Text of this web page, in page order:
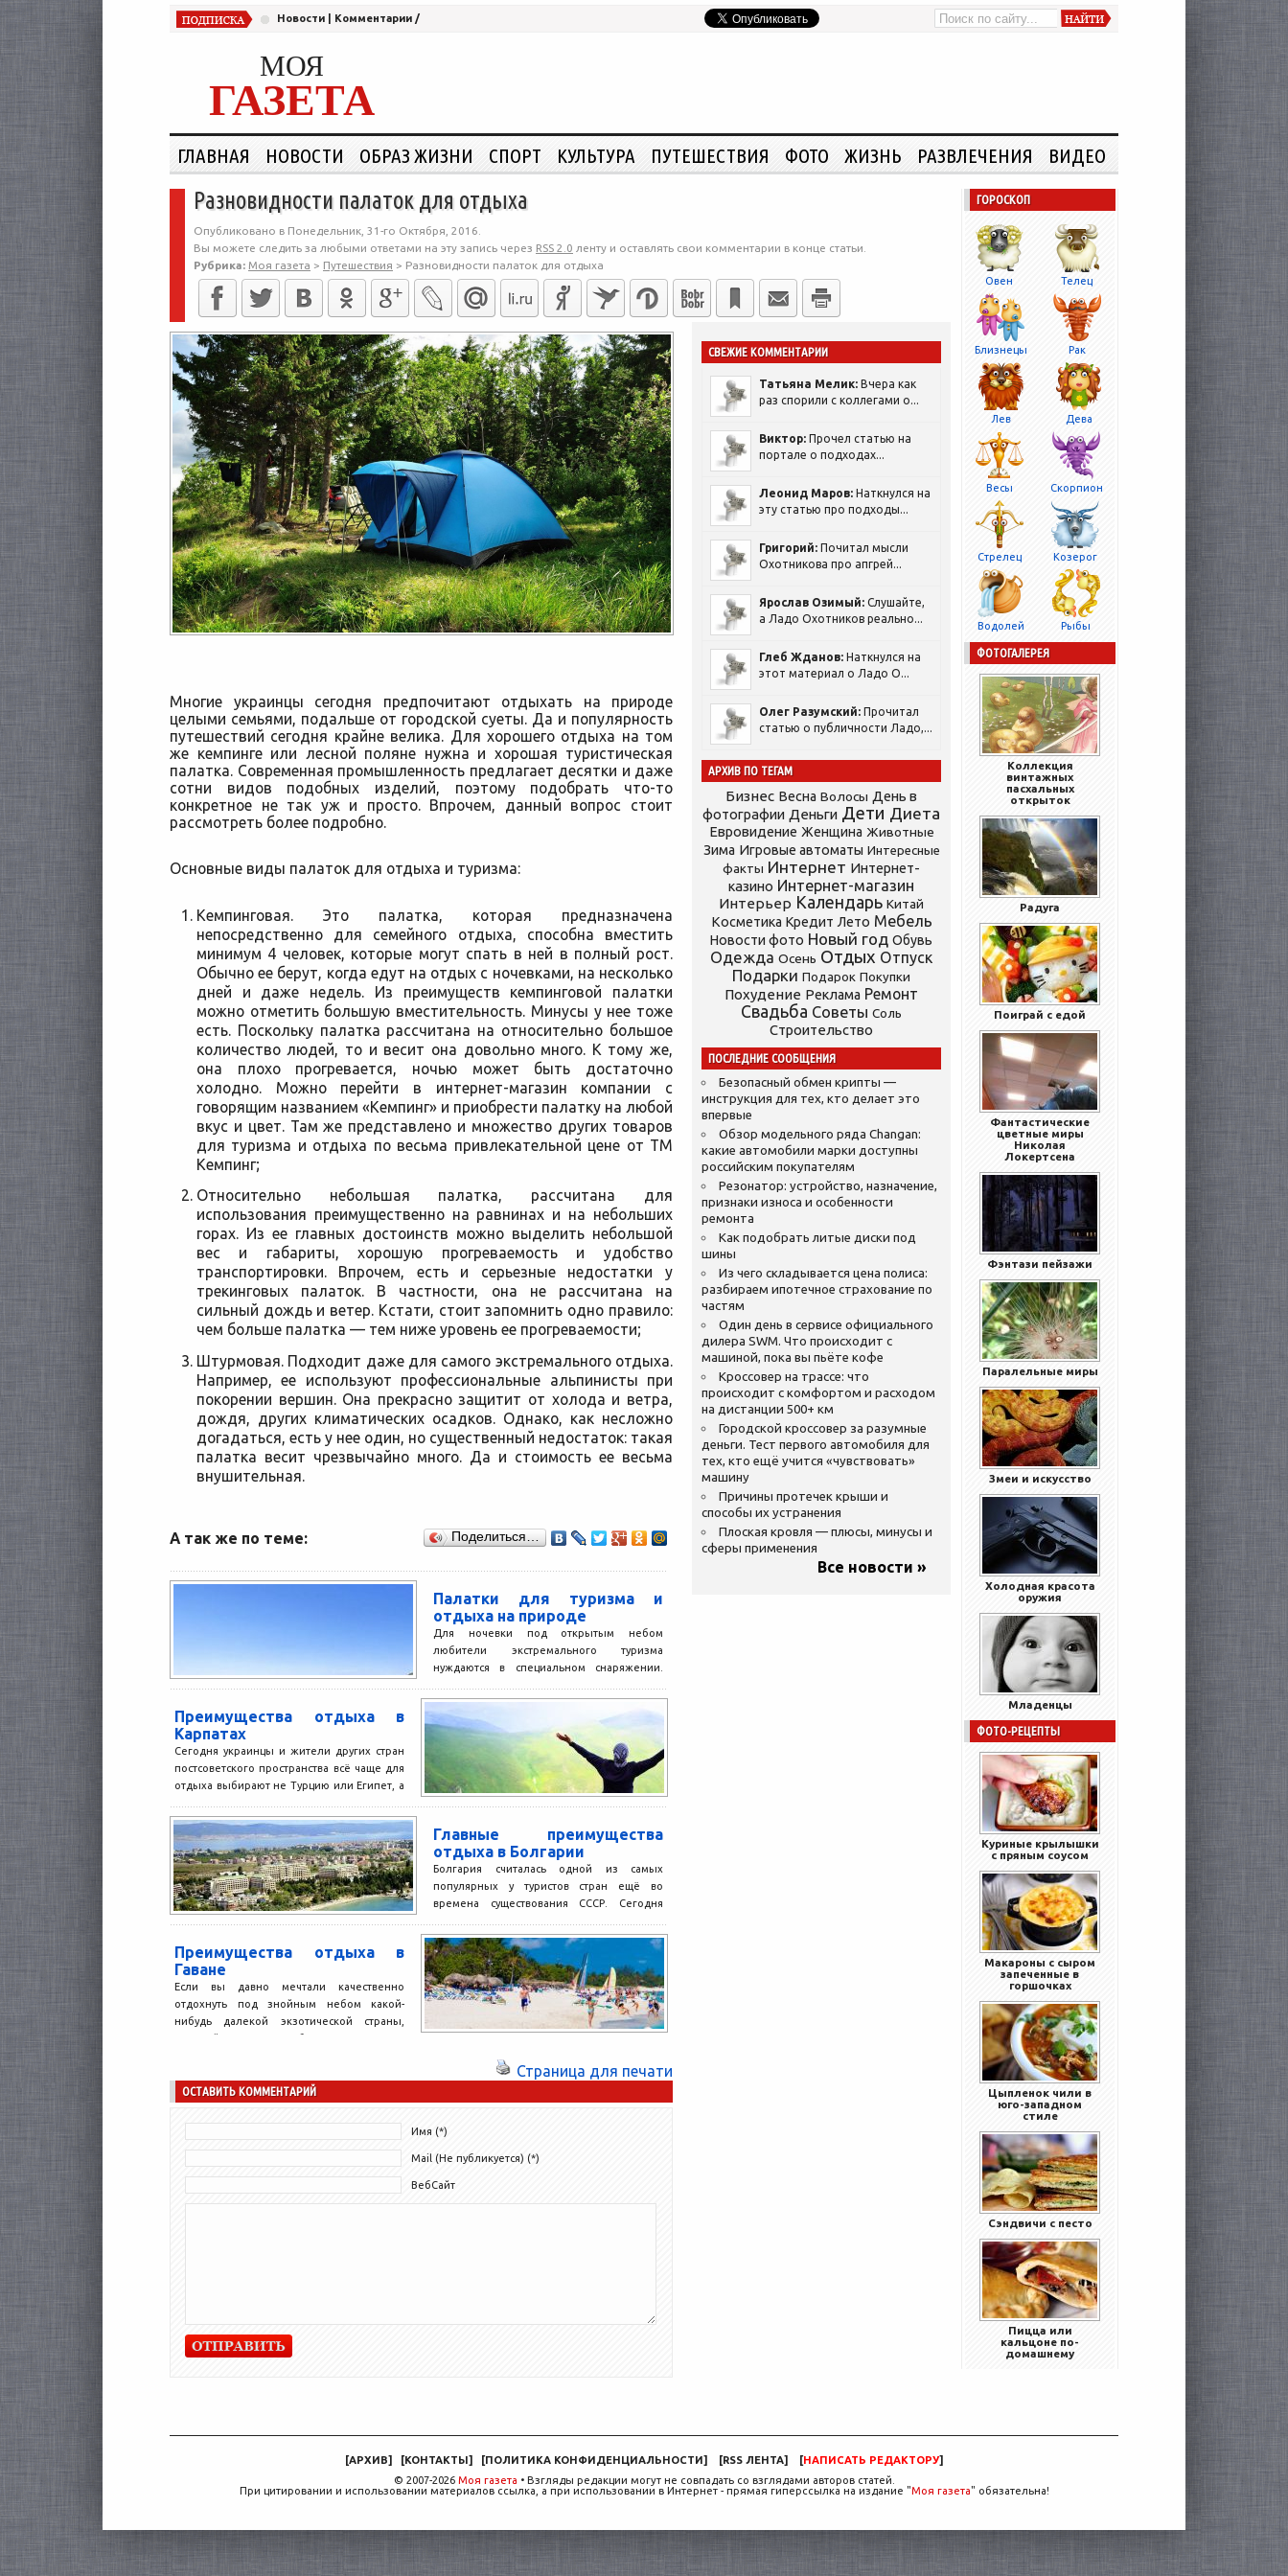
Новости Комментарии /
МОЯ
ГАЗЕТА
ГЛАВНАЯ НОВОСТИ ОБРАЗ ЖИЗНИ СПОРТ КУЛЬТУРА ПУТЕШЕСТВИЯ ФОТО ЖИЗНЬ РАЗВЛЕЧЕНИЯ ВИДЕО
Разновидности палаток для отдыха
Опубликовано в Понедельник, 31-го Октября, 2016.
Вы можете следить за любыми ответами на эту запись через RSS 2.0 ленту и оставлять свои комментарии в конце статьи.
Рубрика: Моя газета > Путешествия > Разновидности палаток для отдыха
Многие украинцы сегодня предпочитают отдыхать на природе
целыми семьями, подальше от городской суеты. Да и популярность
путешествий сегодня крайне велика. Для хорошего отдыха на том
же кемпинге или лесной поляне нужна и хорошая туристическая
палатка. Современная промышленность предлагает десятки и даже
сотни видов подобных изделий, поэтому подобрать что-то
конкретное не так уж и просто. Впрочем, данный вопрос стоит
рассмотреть более подробно.
Основные виды палаток для отдыха и туризма:
Кемпинговая. Это палатка, которая предназначена
непосредственно для семейного отдыха, способна вместить
минимум 4 человек, которые могут спать в ней в полный рост.
Обычно ее берут, когда едут на отдых с ночевками, на несколько
дней и даже недель. Из преимуществ кемпинговой палатки
можно отметить большую вместительность. Минусы у нее тоже
есть. Поскольку палатка рассчитана на относительно большое
количество людей, то и весит она довольно много. К тому же,
она плохо прогревается, ночью может быть достаточно
холодно. Можно перейти в интернет-магазин компании с
говорящим названием «Кемпинг» и приобрести палатку на любой
вкус и цвет. Там же представлено и множество других товаров
для туризма и отдыха по весьма привлекательной цене от ТМ
Кемпинг;
Относительно небольшая палатка, рассчитана для
использования преимущественно на равнинах и на небольших
горах. Из ее главных достоинств можно выделить небольшой
вес и габариты, хорошую прогреваемость и удобство
транспортировки. Впрочем, есть и серьезные недостатки у
трекинговых палаток. В частности, она не рассчитана на
сильный дождь и ветер. Кстати, стоит запомнить одно правило:
чем больше палатка — тем ниже уровень ее прогреваемости;
Штурмовая. Подходит даже для самого экстремального отдыха.
Например, ее используют профессиональные альпинисты при
покорении вершин. Она прекрасно защитит от холода и ветра,
дождя, других климатических осадков. Однако, как несложно
догадаться, есть у нее один, но существенный недостаток: такая
палатка весит чрезвычайно много. Да и стоимость ее весьма
внушительная.
А так же по теме: Поделиться…
Палатки для туризма и
отдыха на природе
Для ночевки под открытым небом
любители экстремального туризма
нуждаются в специальном снаряжении.
в горах, в лесу,...
Преимущества отдыха в
Карпатах
Сегодня украинцы и жители других стран
постсоветского пространства всё чаще для
отдыха выбирают не Турцию или Египет, а
Главные преимущества
отдыха в Болгарии
Болгария считалась одной из самых
популярных у туристов стран ещё во
времена существования СССР. Сегодня
ежегодно...
Преимущества отдыха в
Гаване
Если вы давно мечтали качественно
отдохнуть под знойным небом какой-
нибудь далекой экзотической страны,
Страница для печати
ОСТАВИТЬ КОММЕНТАРИЙ
Имя (*)
Mail (Не публикуется) (*)
ВебСайт
СВЕЖИЕ КОММЕНТАРИИ
Татьяна Мелик: Вчера как
раз спорили с коллегами о...
Виктор: Прочел статью на
портале о подходах...
Леонид Маров: Наткнулся на
эту статью про подходы...
Григорий: Почитал мысли
Охотникова про апгрей...
Ярослав Озимый: Слушайте,
а Ладо Охотников реально...
Глеб Жданов: Наткнулся на
этот материал о Ладо О...
Олег Разумский: Прочитал
статью о публичности Ладо,...
АРХИВ ПО ТЕГАМ
Бизнес Весна Волосы День в
фотографии Деньги Дети Диета
Евровидение Женщина Животные
Зима Игровые автоматы Интересные
факты Интернет Интернет-
казино Интернет-магазин
Интерьер Календарь Китай
Косметика Кредит Лето Мебель
Новости фото Новый год Обувь
Одежда Осень Отдых Отпуск
Подарки Подарок Покупки
Похудение Реклама Ремонт
Свадьба Советы Соль
Строительство
ПОСЛЕДНИЕ СООБЩЕНИЯ
Безопасный обмен крипты —
инструкция для тех, кто делает это
впервые
Обзор модельного ряда Changan:
какие автомобили марки доступны
российским покупателям
Резонатор: устройство, назначение,
признаки износа и особенности
ремонта
Как подобрать литые диски под
шины
Из чего складывается цена полиса:
разбираем ипотечное страхование по
частям
Один день в сервисе официального
дилера SWM. Что происходит с
машиной, пока вы пьёте кофе
Кроссовер на трассе: что
происходит с комфортом и расходом
на дистанции 500+ км
Городской кроссовер за разумные
деньги. Тест первого автомобиля для
тех, кто ещё учится «чувствовать»
машину
Причины протечек крыши и
способы их устранения
Плоская кровля — плюсы, минусы и
сферы применения
Все новости »
ГОРОСКОП
Овен Телец
Близнецы Рак
Лев Дева
Весы Скорпион
Стрелец Козерог
Водолей Рыбы
ФОТОГАЛЕРЕЯ
Коллекция
винтажных
пасхальных
открыток
Радуга
Поиграй с едой
Фантастические
цветные миры
Николая
Локертсена
Фэнтази пейзажи
Паралельные миры
Змеи и искусство
Холодная красота
оружия
Младенцы
ФОТО-РЕЦЕПТЫ
Куриные крылышки
с пряным соусом
Макароны с сыром
запеченные в
горшочках
Цыпленок чили в
юго-западном
стиле
Сэндвичи с песто
Пицца или
кальцоне по-
домашнему
[АРХИВ] [КОНТАКТЫ ] [ПОЛИТИКА КОНФИДЕНЦИАЛЬНОСТИ ] [RSS ЛЕНТА] [НАПИСАТЬ РЕДАКТОРУ]
© 2007-2026 Моя газета • Взгляды редакции могут не совпадать со взглядами авторов статей.
При цитировании и использовании материалов ссылка, а при использовании в Интернет - прямая гиперссылка на издание "Моя газета" обязательна!